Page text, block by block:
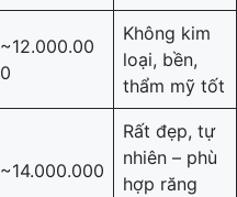
~12.000.00
0
Không kim
loại, bền,
thẩm mỹ tốt
~14.000.000
Rất đẹp, tự
nhiên – phù
hợp răng